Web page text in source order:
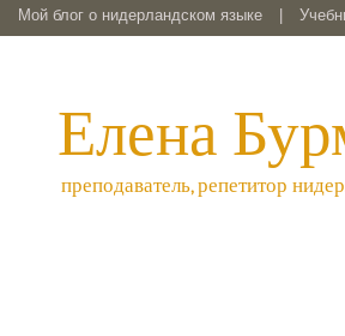
Мой блог о нидерландском языке
Елена
преподаватель, репетитор